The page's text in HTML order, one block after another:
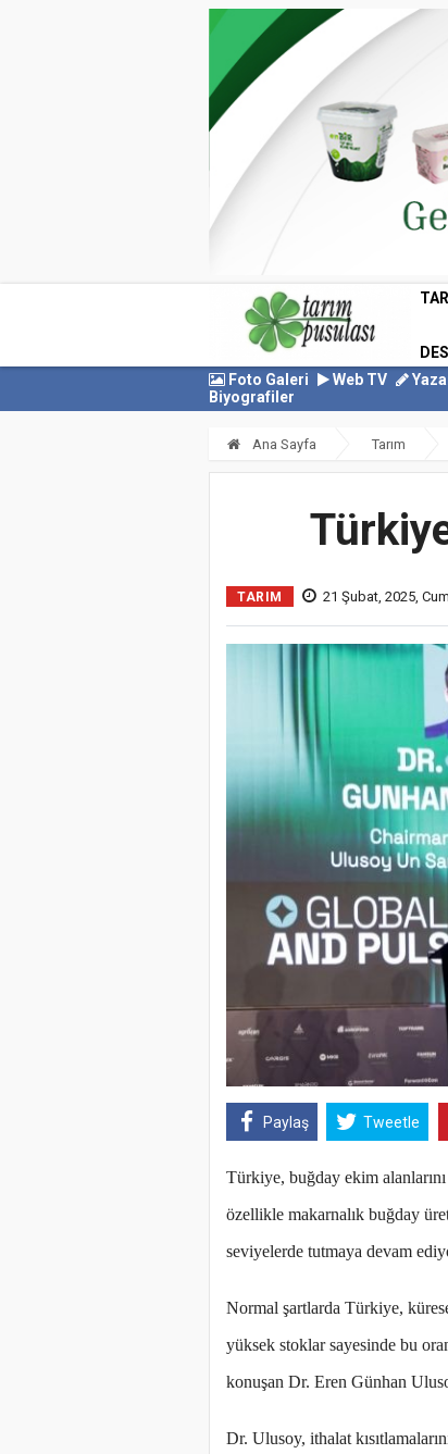
Foto Galeri
Web TV
Biyografiler
Ana Sayfa Tarım
TARIM 21 Şubat, 2025,
Paylaş Tweetle
Türkiye, buğday ekim
özellikle makarnalık buğday
seviyelerde tutmaya devam
Normal şartlarda Türkiye,
yüksek stoklar sayesinde bu
konuşan Dr. Eren Günhan
Dr. Ulusoy, ithalat